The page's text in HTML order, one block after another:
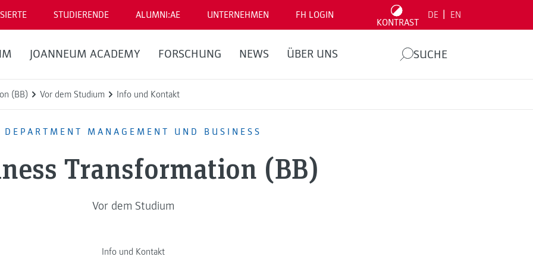
STUDIERENDE ALUMNI:AE UNTERNEHMEN FH LOGIN
KONTRAST
DE EN
JOANNEUM ACADEMY FORSCHUNG NEWS ÜBER UNS SUCHE
(BB) Vor dem Studium Info und Kontakt
DEPARTMENT MANAGEMENT UND BUSINESS
Transformation (BB)
Vor dem Studium
Info und Kontakt